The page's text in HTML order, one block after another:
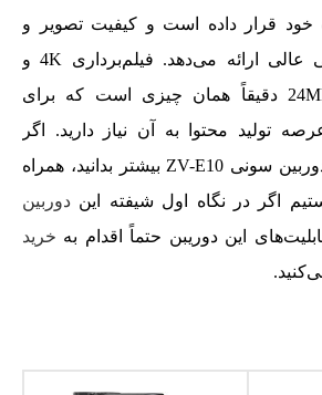
خود قرار داده است و کیفیت تصویر و
همچنین وضوح صوتی عالی ارائه می‌دهد. فیلم‌برداری 4K و
عکاسی با حسگر 24MP دقیقاً همان چیزی است که برای
تولید محتوا به آن نیاز دارید. اگر
دوست دارید درباره دوربین سونی ZV-E10 بیشتر بدانید، همراه
اگر در نگاه اول شیفته این دوربین
این دوریبن حتماً اقدام به خرید